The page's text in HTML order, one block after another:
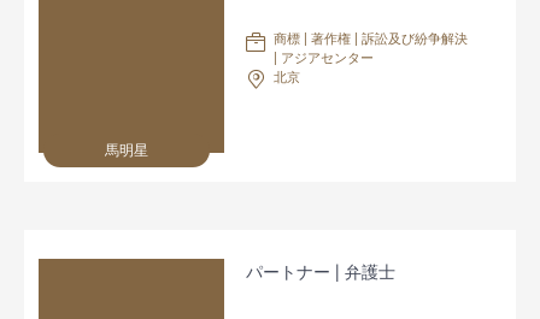
馬明星
商標 | 著作権 | 訴訟及び紛争解決
| アジアセンター
北京
パートナー | 弁護士